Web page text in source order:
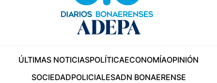
ÚLTIMAS NOTICIASPOLÍTICAECONOMÍAOPINIÓN
SOCIEDADPOLICIALESADN BONAERENSE